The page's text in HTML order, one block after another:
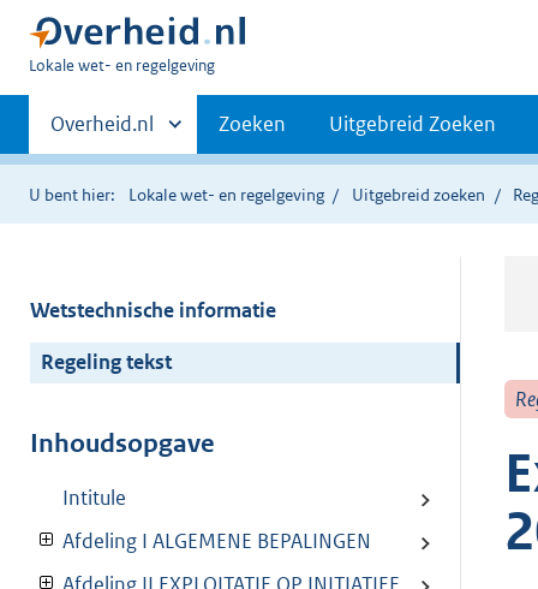
U
hier:
Lokale wet- en regelgeving
Primaire
navigatie
Andere
sites
binnen
Overheid.nl Zoeken Uitgebreid Zoeken
U bent hier: Lokale wet- en regelgeving Uitgebreid zoeken
Wetstechnische informatie
Regeling tekst
Inhoudsopgave
Intitule
Afdeling I ALGEMENE BEPALINGEN